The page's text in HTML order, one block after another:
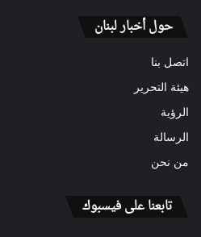
حول أخبار لبنان
اتصل بنا
هيئة التحرير
الرؤية
الرسالة
من نحن
تابعنا على فيسبوك